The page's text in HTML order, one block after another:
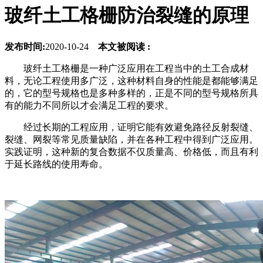
玻纤土工格栅防治裂缝的原理
发布时间:2020-10-24 本文被阅读 :
玻纤土工格栅是一种广泛应用在工程当中的土工合成材
料，无论工程使用多广泛，这种材料自身的性能是都能够满足
的，它的型号规格也是多种多样的，正是不同的型号规格所具
有的能力不同所以才会满足工程的要求。
经过长期的工程应用，证明它能有效避免路径反射裂缝、
裂缝、网裂等常见质量缺陷，并在各种工程中得到广泛应用。
实践证明，这种新的复合数据不仅质量高、价格低，而且有利
于延长路线的使用寿命。